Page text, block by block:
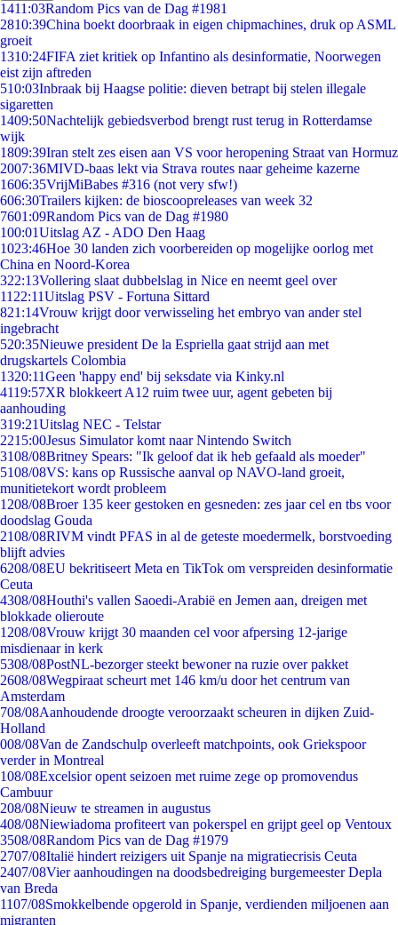
1411:03Random Pics van de Dag #1981
2810:39China boekt doorbraak in eigen chipmachines, druk op ASML
groeit
1310:24FIFA ziet kritiek op Infantino als desinformatie, Noorwegen
eist zijn aftreden
510:03Inbraak bij Haagse politie: dieven betrapt bij stelen illegale
sigaretten
1409:50Nachtelijk gebiedsverbod brengt rust terug in Rotterdamse
wijk
1809:39Iran stelt zes eisen aan VS voor heropening Straat van Hormuz
2007:36MIVD-baas lekt via Strava routes naar geheime kazerne
1606:35VrijMiBabes #316 (not very sfw!)
606:30Trailers kijken: de bioscoopreleases van week 32
7601:09Random Pics van de Dag #1980
100:01Uitslag AZ - ADO Den Haag
1023:46Hoe 30 landen zich voorbereiden op mogelijke oorlog met
China en Noord-Korea
322:13Vollering slaat dubbelslag in Nice en neemt geel over
11 22:11Uitslag PSV - Fortuna Sittard
821:14Vrouw krijgt door verwisseling het embryo van ander stel
ingebracht
520:35Nieuwe president De la Espriella gaat strijd aan met
drugskartels Colombia
1320:11Geen 'happy end' bij seksdate via Kinky.nl
4119:57XR blokkeert A12 ruim twee uur, agent gebeten bij
aanhouding
319:21Uitslag NEC - Telstar
2215:00Jesus Simulator komt naar Nintendo Switch
3108/08Britney Spears: "Ik geloof dat ik heb gefaald als moeder"
5108/08VS: kans op Russische aanval op NAVO-land groeit,
munitietekort wordt probleem
1208/08Broer 135 keer gestoken en gesneden: zes jaar cel en tbs voor
doodslag Gouda
2108/08RIVM vindt PFAS in al de geteste moedermelk, borstvoeding
blijft advies
6208/08EU bekritiseert Meta en TikTok om verspreiden desinformatie
Ceuta
4308/08Houthi's vallen Saoedi-Arabië en Jemen aan, dreigen met
blokkade olieroute
1208/08Vrouw krijgt 30 maanden cel voor afpersing 12-jarige
misdienaar in kerk
5308/08PostNL-bezorger steekt bewoner na ruzie over pakket
2608/08Wegpiraat scheurt met 146 km/u door het centrum van
Amsterdam
708/08Aanhoudende droogte veroorzaakt scheuren in dijken Zuid-
Holland
008/08Van de Zandschulp overleeft matchpoints, ook Griekspoor
verder in Montreal
108/08Excelsior opent seizoen met ruime zege op promovendus
Cambuur
208/08Nieuw te streamen in augustus
408/08Niewiadoma profiteert van pokerspel en grijpt geel op Ventoux
3508/08Random Pics van de Dag #1979
2707/08Italië hindert reizigers uit Spanje na migratiecrisis Ceuta
2407/08Vier aanhoudingen na doodsbedreiging burgemeester Depla
van Breda
1107/08Smokkelbende opgerold in Spanje, verdienden miljoenen aan
migranten